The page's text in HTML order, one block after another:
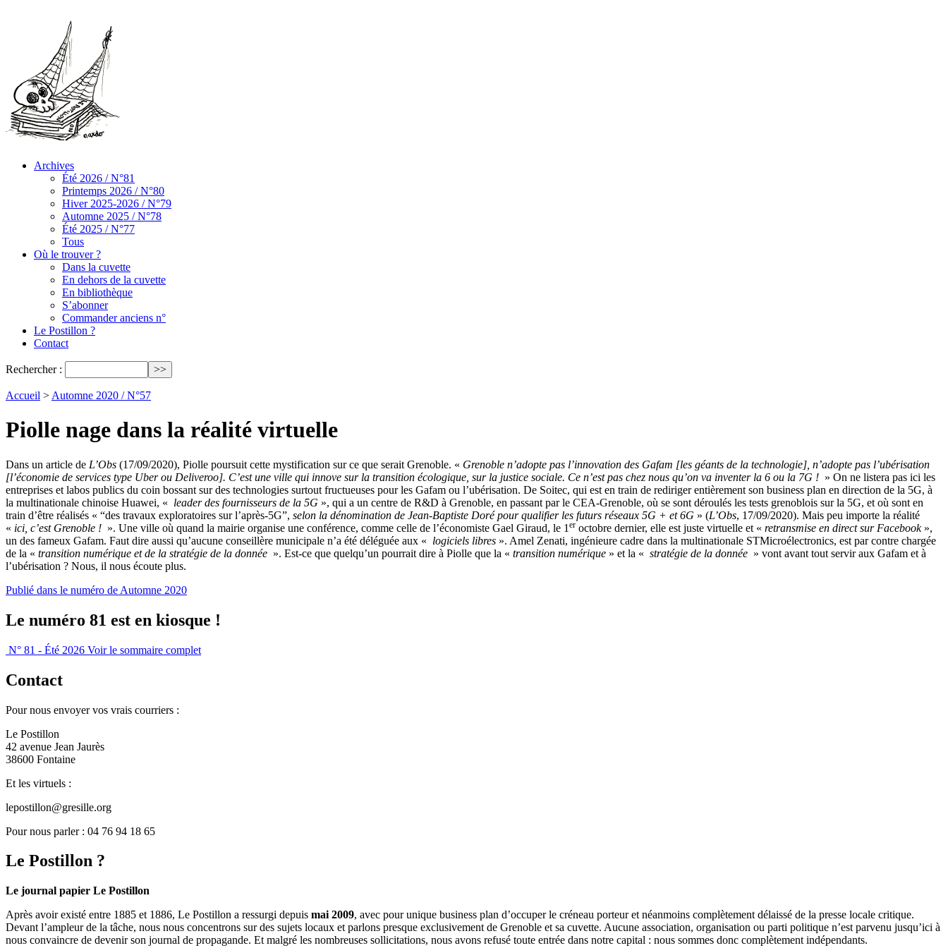
Archives
Été 2026 / N°81
Printemps 2026 / N°80
Hiver 2025-2026 / N°79
Automne 2025 / N°78
Été 2025 / N°77
Tous
Où le trouver ?
Dans la cuvette
En dehors de la cuvette
En bibliothèque
S’abonner
Commander anciens n°
Le Postillon ?
Contact
Rechercher :
Accueil > Automne 2020 / N°57
Piolle nage dans la réalité virtuelle
Dans un article de L’Obs (17/09/2020), Piolle poursuit cette mystification sur ce que serait Grenoble. « Grenoble n’adopte pas l’innovation des Gafam [les géants de la technologie], n’adopte pas l’ubérisation
[l’économie de services type Uber ou Deliveroo]. C’est une ville qui innove sur la transition écologique, sur la justice sociale. Ce n’est pas chez nous qu’on va inventer la 6 ou la 7G ! » On ne listera pas ici les
entreprises et labos publics du coin bossant sur des technologies surtout fructueuses pour les Gafam ou l’ubérisation. De Soitec, qui est en train de rediriger entièrement son business plan en direction de la 5G, à
la multinationale chinoise Huawei, « leader des fournisseurs de la 5G », qui a un centre de R&D à Grenoble, en passant par le CEA-Grenoble, où se sont déroulés les tests grenoblois sur la 5G, et où sont en
train d’être réalisés « “des travaux exploratoires sur l’après-5G”, selon la dénomination de Jean-Baptiste Doré pour qualifier les futurs réseaux 5G + et 6G » (L’Obs, 17/09/2020). Mais peu importe la réalité
« ici, c’est Grenoble ! ». Une ville où quand la mairie organise une conférence, comme celle de l’économiste Gael Giraud, le 1 er octobre dernier, elle est juste virtuelle et « retransmise en direct sur Facebook»,
un des fameux Gafam. Faut dire aussi qu’aucune conseillère municipale n’a été déléguée aux « logiciels libres ». Amel Zenati, ingénieure cadre dans la multinationale STMicroélectronics, est par contre chargée
de la « transition numérique et de la stratégie de la donnée ». Est-ce que quelqu’un pourrait dire à Piolle que la « transition numérique » et la « stratégie de la donnée » vont avant tout servir aux Gafam et à
l’ubérisation ? Nous, il nous écoute plus.
Publié dans le numéro de Automne 2020
Le numéro 81 est en kiosque !
N° 81 - Été 2026 Voir le sommaire complet
Contact
Pour nous envoyer vos vrais courriers :
Le Postillon
42 avenue Jean Jaurès
38600 Fontaine
Et les virtuels :
lepostillon@gresille.org
Pour nous parler : 04 76 94 18 65
Le Postillon ?
Le journal papier Le Postillon
Après avoir existé entre 1885 et 1886, Le Postillon a ressurgi depuis mai 2009, avec pour unique business plan d’occuper le créneau porteur et néanmoins complètement délaissé de la presse locale critique.
Devant l’ampleur de la tâche, nous nous concentrons sur des sujets locaux et parlons presque exclusivement de Grenoble et sa cuvette. Aucune association, organisation ou parti politique n’est parvenu jusqu’ici à
nous convaincre de devenir son journal de propagande. Et malgré les nombreuses sollicitations, nous avons refusé toute entrée dans notre capital : nous sommes donc complètement indépendants.